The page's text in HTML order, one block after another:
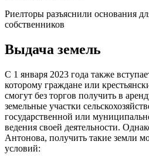
Риелторы разъяснили основания
собственников
Выдача земель
С 1 января 2023 года также
которому граждане или
смогут без торгов получить в
земельные участки
государственной или
ведения своей деятельности.
Антонова, получить такие земли
условий: